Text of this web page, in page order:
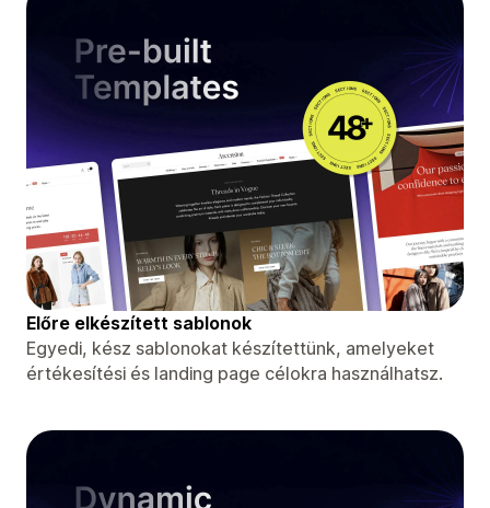
Előre elkészített sablonok
Egyedi, kész sablonokat készítettünk, amelyeket
értékesítési és landing page célokra használhatsz.